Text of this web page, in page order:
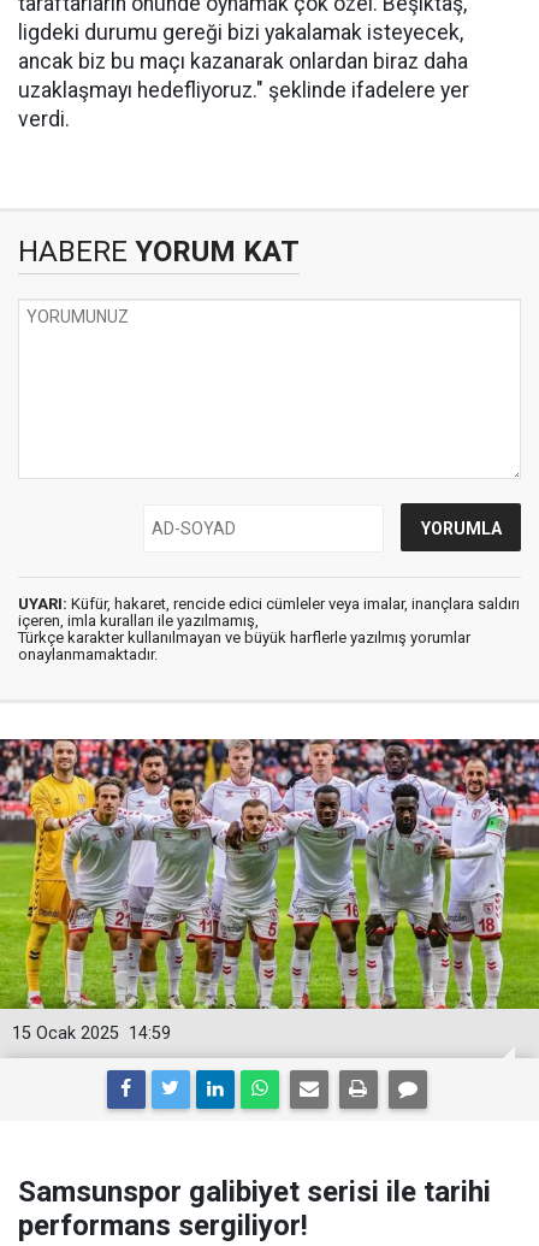
ligdeki durumu gereği bizi yakalamak isteyecek,
ancak biz bu maçı kazanarak onlardan biraz daha
uzaklaşmayı hedefliyoruz." şeklinde ifadelere yer
verdi.
HABERE YORUM KAT
UYARI: Küfür, hakaret, rencide edici cümleler veya imalar, inançlara saldırı
içeren, imla kuralları ile yazılmamış,
Türkçe karakter kullanılmayan ve büyük harflerle yazılmış yorumlar
onaylanmamaktadır.
14:59
15 Ocak 2025
Samsunspor galibiyet serisi ile tarihi
performans sergiliyor!